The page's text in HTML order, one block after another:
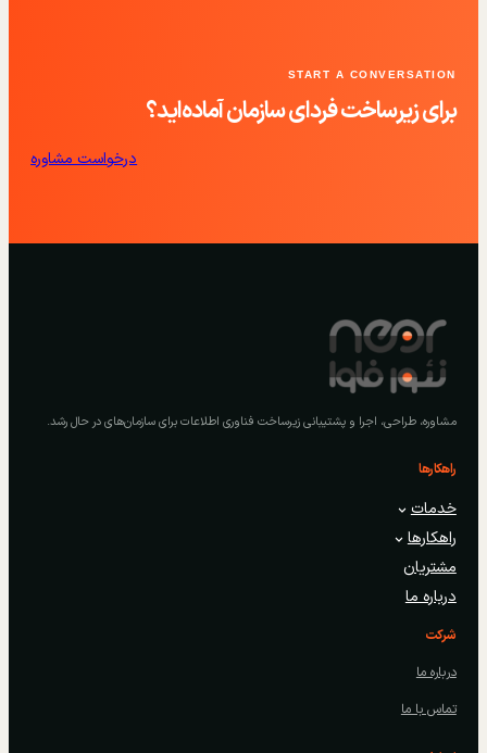
START A CONVERSATION
برای زیرساخت فردای سازمان آماده‌اید؟
درخواست مشاوره
مشاوره، طراحی، اجرا و پشتیبانی زیرساخت فناوری اطلاعات برای سازمان‌های در حال رشد.
راهکارها
خدمات
راهکارها
مشتریان
درباره ما
شرکت
درباره ما
تماس با ما